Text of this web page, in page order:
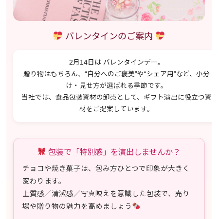
バレンタインのご案内
2月14日は バレンタインデー。
贈り物はもちろん、“自分へのご褒美”や“シェア用”など、小分
け・見せ方が選ばれる季節です。
当社では、食品包装資材の卸売として、ギフト演出に役立つ資
材をご提案しています。
包装で「特別感」を演出しませんか？
チョコや焼き菓子は、包み方ひとつで印象が大きく
変わります。
上質感／清潔感／写真映え を意識した包装で、売り
場や贈り物の魅力を高めましょう